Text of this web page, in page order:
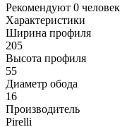
Рекомендуют 0 человек
Характеристики
Ширина профиля
205
Высота профиля
55
Диаметр обода
16
Производитель
Pirelli